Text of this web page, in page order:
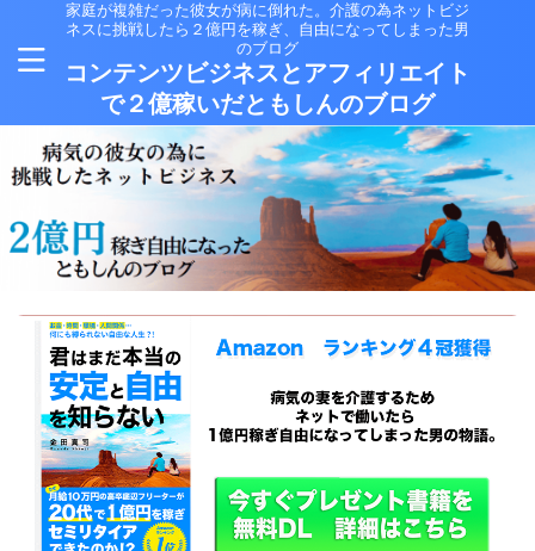
家庭が複雑だった彼女が病に倒れた。介護の為ネットビジ
ネスに挑戦したら２億円を稼ぎ、自由になってしまった男
のブログ
コンテンツビジネスとアフィリエイト
で２億稼いだともしんのブログ